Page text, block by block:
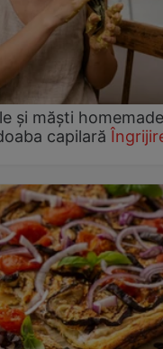
și măști homemade
capilară